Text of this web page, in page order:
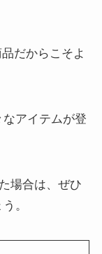
だからこそよ
アイテムが登
場合は、ぜひ
。